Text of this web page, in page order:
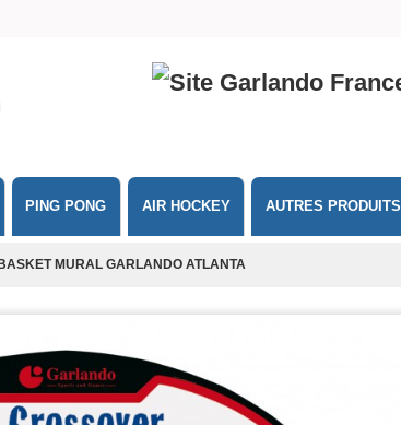
PING PONG AIR HOCKEY AUTRES PRODUITS
MURAL GARLANDO ATLANTA